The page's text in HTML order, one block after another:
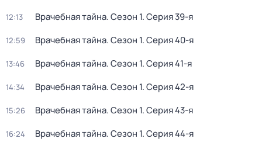
12:13 Врачебная тайна. Сезон 1. Серия 39-я
12:59 Врачебная тайна. Сезон 1. Серия 40-я
13:46 Врачебная тайна. Сезон 1. Серия 41-я
14:34 Врачебная тайна. Сезон 1. Серия 42-я
15:26 Врачебная тайна. Сезон 1. Серия 43-я
16:24 Врачебная тайна. Сезон 1. Серия 44-я